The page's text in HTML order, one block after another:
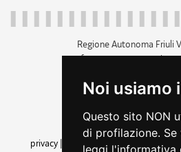
Noi usiamo
Questo sito NON
di profilazione. Se
leggi l'informativa
Regione Autonoma Friuli
c.f. 80014930327; p.iva
+39 040
amministrazione
privacy
cookie |note legali